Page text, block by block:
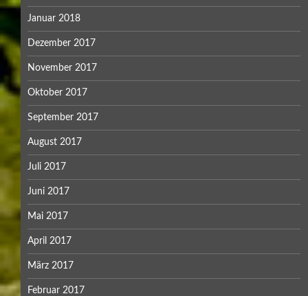
Januar 2018
Dezember 2017
November 2017
Oktober 2017
September 2017
August 2017
Juli 2017
Juni 2017
Mai 2017
April 2017
März 2017
Februar 2017